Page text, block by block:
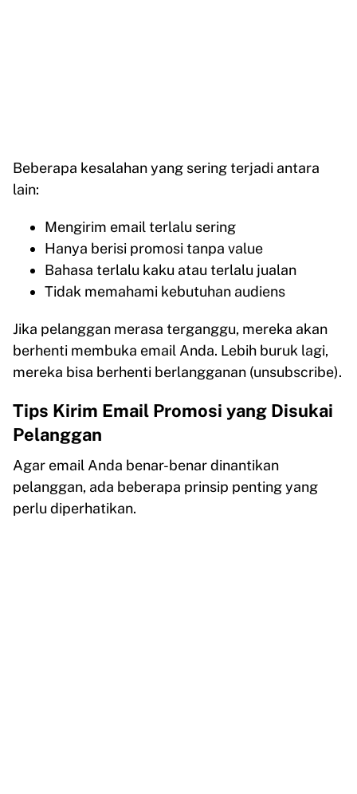
Beberapa kesalahan yang sering terjadi antara
lain:
Mengirim email terlalu sering
Hanya berisi promosi tanpa value
Bahasa terlalu kaku atau terlalu jualan
Tidak memahami kebutuhan audiens
Jika pelanggan merasa terganggu, mereka akan
berhenti membuka email Anda. Lebih buruk lagi,
mereka bisa berhenti berlangganan (unsubscribe).
Tips Kirim Email Promosi yang Disukai
Pelanggan
Agar email Anda benar-benar dinantikan
pelanggan, ada beberapa prinsip penting yang
perlu diperhatikan.